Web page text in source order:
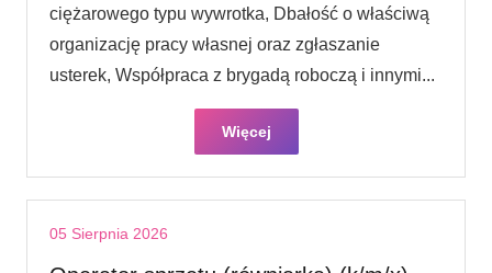
ciężarowego typu wywrotka, Dbałość o właściwą
organizację pracy własnej oraz zgłaszanie
usterek, Współpraca z brygadą roboczą i innymi...
Więcej
05 Sierpnia 2026